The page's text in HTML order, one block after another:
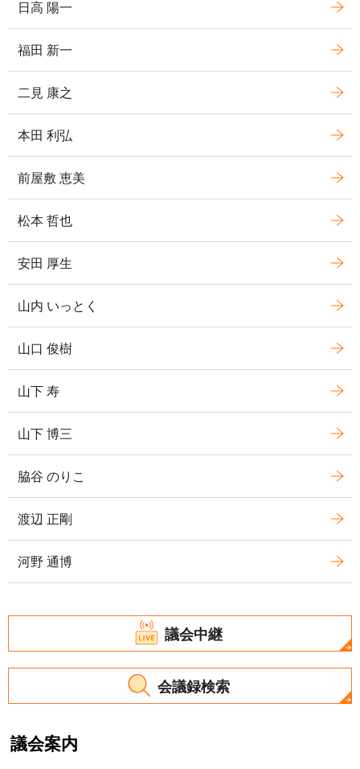
日高 陽一
福田 新一
二見 康之
本田 利弘
前屋敷 恵美
松本 哲也
安田 厚生
山内 いっとく
山口 俊樹
山下 寿
山下 博三
脇谷 のりこ
渡辺 正剛
河野 通博
議会中継
会議録検索
議会案内